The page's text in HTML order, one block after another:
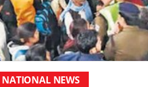
NATIONAL NEWS